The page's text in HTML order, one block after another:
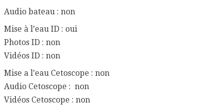
Audio bateau : non
Mise à l’eau ID : oui
Photos ID : non
Vidéos ID : non
Mise a l’eau Cetoscope : non
Audio Cetoscope : non
Vidéos Cetoscope : non